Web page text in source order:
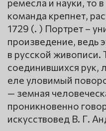
ремесла и науки, то
команда крепнет,
1729 (. ) Портрет –
произведение, ведь
в русской живописи.
соединившихся рук,
еле уловимый
— земная
проникновенно
искусствовед В. Г.